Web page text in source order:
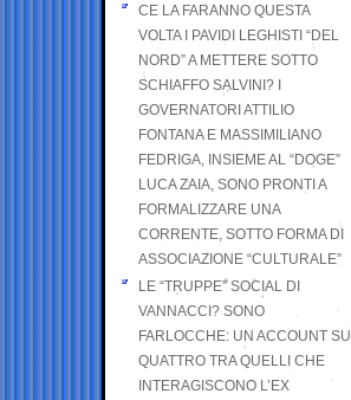
CE LA FARANNO QUESTA
VOLTA I PAVIDI LEGHISTI “DEL
NORD” A METTERE SOTTO
SCHIAFFO SALVINI? I
GOVERNATORI ATTILIO
FONTANA E MASSIMILIANO
FEDRIGA, INSIEME AL “DOGE”
LUCA ZAIA, SONO PRONTI A
FORMALIZZARE UNA
CORRENTE, SOTTO FORMA DI
ASSOCIAZIONE “CULTURALE”
LE “TRUPPE” SOCIAL DI
VANNACCI? SONO
FARLOCCHE: UN ACCOUNT SU
QUATTRO TRA QUELLI CHE
INTERAGISCONO L’EX